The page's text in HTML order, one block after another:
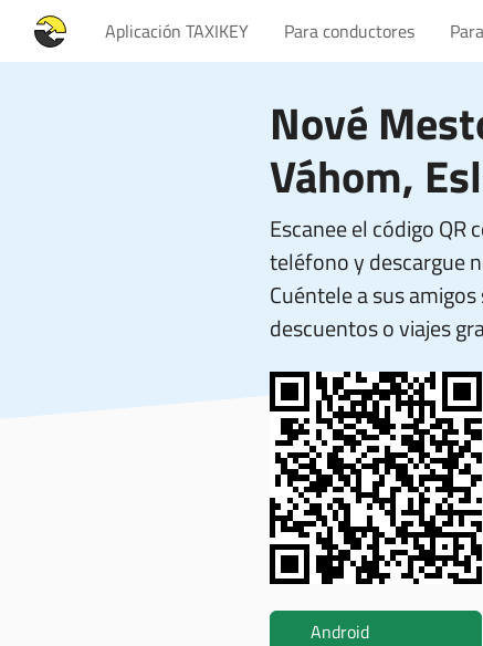
Aplicación TAXIKEY Para conductores
Nové
Váhom,
Escanee el código QR
teléfono y descargue
Cuéntele a sus
descuentos o viajes
Android